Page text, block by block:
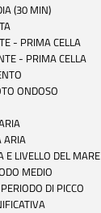
(30 MIN)
- PRIMA CELLA
- PRIMA CELLA
ONDOSO
ARIA
E LIVELLO DEL MARE
MEDIO
DI PICCO